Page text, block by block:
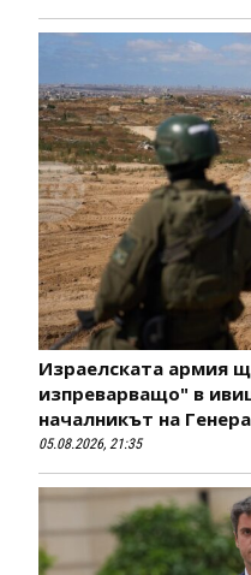
Израелската армия
изпреварващо" в
началникът на
05.08.2026, 21:35